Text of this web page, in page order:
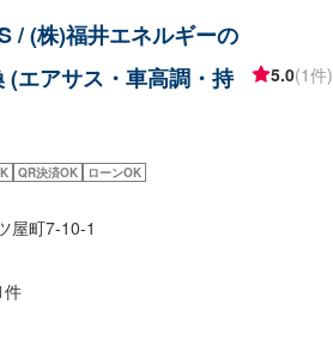
/ (株)福井エネルギーの
(エアサス・車高調・持
5.0(1件)
QR決済OK ローンOK
屋町7-10-1
件